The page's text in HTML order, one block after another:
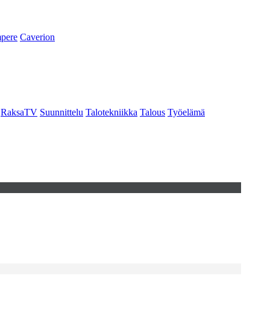
Caverion
RaksaTV Suunnittelu Talotekniikka Talous Työelämä